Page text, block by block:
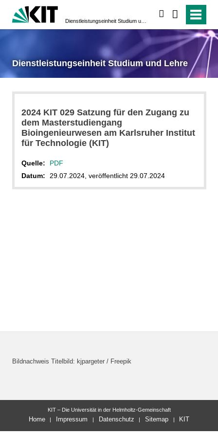
Dienstleistungseinheit Studium und Lehre
2024 KIT 029 Satzung für den Zugang zu
dem Masterstudiengang
Bioingenieurwesen am Karlsruher Institut
für Technologie (KIT)
Quelle:
PDF
Datum:
29.07.2024, veröffentlicht 29.07.2024
Bildnachweis Titelbild: kjpargeter / Freepik
KIT – Die Universität in der Helmholtz-Gemeinschaft
Home Impressum Datenschutz Sitemap KIT